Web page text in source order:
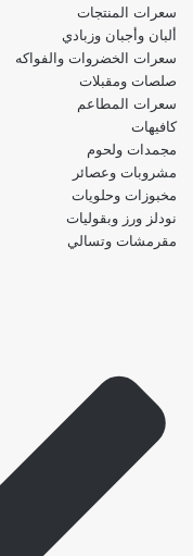
سعرات المنتجات
ألبان وأجبان وزبادي
سعرات الخضروات والفواكه
صلصات ومقبلات
سعرات المطاعم
كافيهات
مجمدات ولحوم
مشروبات وعصائر
مخبوزات وحلويات
نودلز ورز وبقوليات
مقرمشات وتسالي